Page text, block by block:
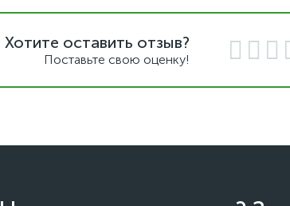
Хотите оставить отзыв?
Поставьте свою оценку!